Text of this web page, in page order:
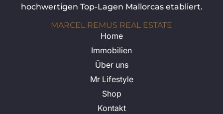
hochwertigen Top-Lagen Mallorcas etabliert.
MARCEL REMUS REAL ESTATE
Home
Immobilien
Über uns
Mr Lifestyle
Shop
Kontakt